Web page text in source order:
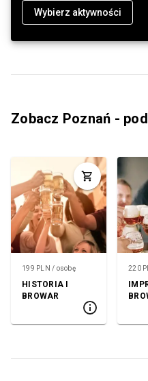
Wybierz aktywności
Zobacz Poznań -
199 PLN / osobę
HISTORIA I
BROWAR
220